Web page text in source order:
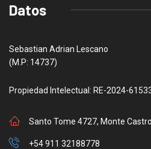
Datos
Sebastian Adrian Lescano
(M.P: 14737)
Propiedad Intelectual: RE-2024-
Santo Tome 4727, Monte
+54 911 32188778